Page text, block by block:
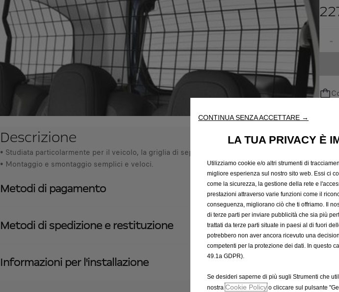
s
7
,
2
€
I
V
A
i
n
c
u
s
-
n
y
p
d
a
t
e
d
t
o
Descrizione
• Studiata particolarmente per il veicolo, la griglia di separazione per cani permette di
• Montaggio e smontaggio semplici e veloci.
Metodi di pagamento
Metodi di spedizione e restituzione
Informazioni per l'installazione
CONTINUA SENZA ACCETTARE →
LA TUA PRIVACY È
Utilizziamo cookie e/o altri strumenti di
migliore esperienza sul nostro sito web. Essi ci
come la sicurezza, la gestione della rete e
prestazioni attraverso varie funzioni come il
conseguenza, migliorano ciò che ti offriamo. Il
di terze parti per inviare pubblicità che sia più
trattati da terze parti situate in paesi al di fuori
potrebbero non aver ancora ricevuto una
competenti per la protezione dei dati. In questo
49.1a GDPR).
Se desideri saperne di più sugli Strumenti che
nostraCookie Policyo cliccare sul pulsante